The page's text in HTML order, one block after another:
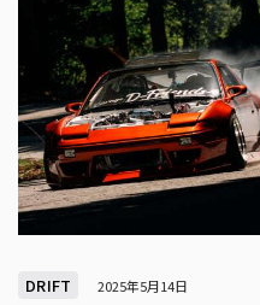
DRIFT 2025年5月14日